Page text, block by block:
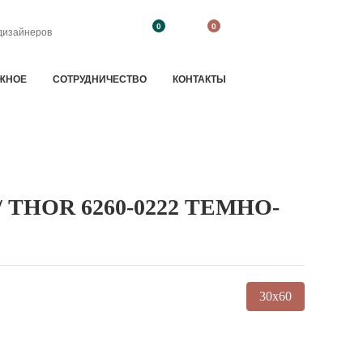
0 0
CОТРУДНИЧЕСТВО КОНТАКТЫ
6260-0222 ТЕМНО-
30x60